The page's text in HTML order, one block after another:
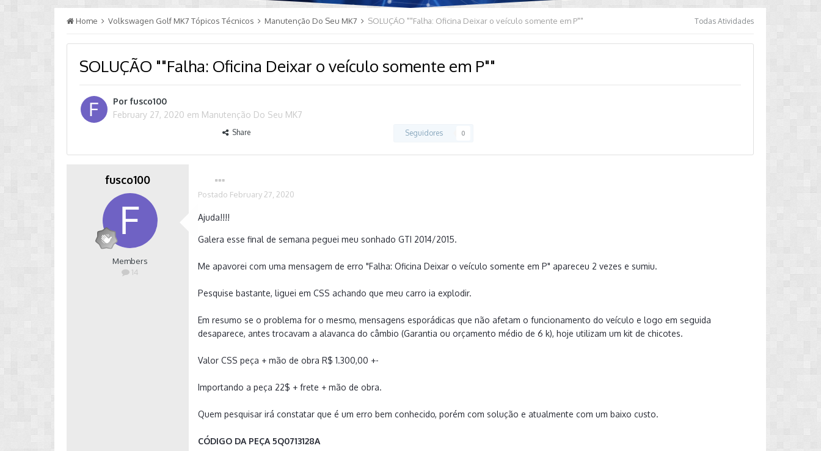
Todas Atividades
Home Volkswagen Golf MK7 Tópicos Técnicos Manutenção Do Seu MK7 SOLUÇÃO ""Falha: Oficina Deixar o veículo somente em P""
SOLUÇÃO ""Falha: Oficina Deixar o veículo somente em P""
Porfusco100
February 27, 2020 em Manutenção Do Seu MK7
Share Seguidores 0
fusco100
Members
14
Postado February 27, 2020
Ajuda!!!!
Galera esse final de semana peguei meu sonhado GTI 2014/2015.
Me apavorei com uma mensagem de erro "Falha: Oficina Deixar o veículo somente em P" apareceu 2 vezes e sumiu.
Pesquise bastante, liguei em CSS achando que meu carro ia explodir.
Em resumo se o problema for o mesmo, mensagens esporádicas que não afetam o funcionamento do veículo e logo em seguida
desaparece, antes trocavam a alavanca do câmbio (Garantia ou orçamento médio de 6 k), hoje utilizam um kit de chicotes.
Valor CSS peça + mão de obra R$ 1.300,00 +-
Importando a peça 22$ + frete + mão de obra.
Quem pesquisar irá constatar que é um erro bem conhecido, porém com solução e atualmente com um baixo custo.
CÓDIGO DA PEÇA 5Q0713128A